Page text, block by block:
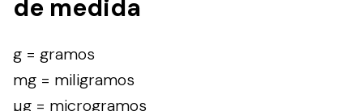
de medida
g = gramos
mg = miligramos
µg = microgramos